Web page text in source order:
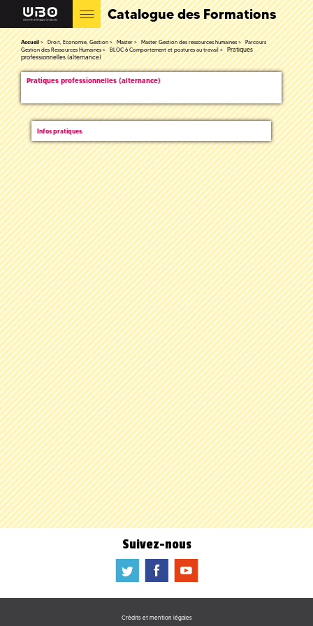
Catalogue des Formations
Accueil Droit, Economie, Gestion Master Master Gestion des ressources humaines
Parcours
Gestion des Ressources Humaines
BLOC 6 Comportement et postures au travail
Pratiques
professionnelles (alternance)
Pratiques professionnelles (alternance)
Infos pratiques
Suivez-nous
a b f
Crédits et mention légales